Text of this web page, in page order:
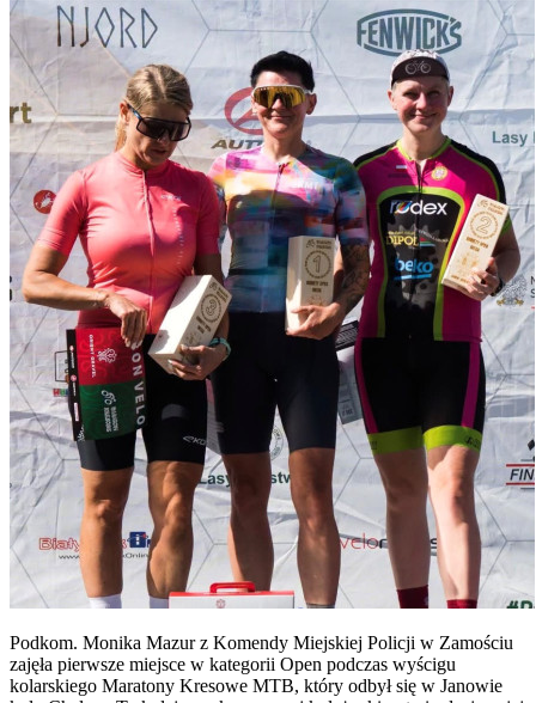
Podkom. Monika Mazur z Komendy Miejskiej Policji w Zamościu
zajęła pierwsze miejsce w kategorii Open podczas wyścigu
kolarskiego Maratony Kresowe MTB, który odbył się w Janowie